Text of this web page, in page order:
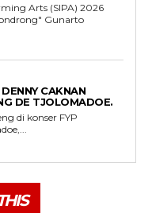
Arts (SIPA) 2026
Gunarto
CAKNAN
DE TJOLOMADOE.
di konser FYP